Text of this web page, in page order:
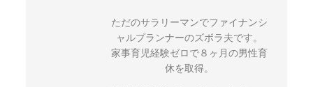
ただのサラリーマンでファイナンシ
ャルプランナーのズボラ夫です。
家事育児経験ゼロで８ヶ月の男性育
休を取得。